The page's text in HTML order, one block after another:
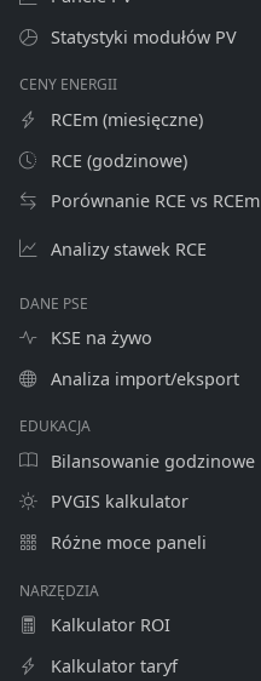
Statystyki modułów PV
CENY ENERGII
RCEm (miesięczne)
RCE (godzinowe)
Porównanie RCE vs RCEm
Analizy stawek RCE
DANE PSE
KSE na żywo
Analiza import/eksport
EDUKACJA
Bilansowanie godzinowe
PVGIS kalkulator
Różne moce paneli
NARZĘDZIA
Kalkulator ROI
Kalkulator taryf